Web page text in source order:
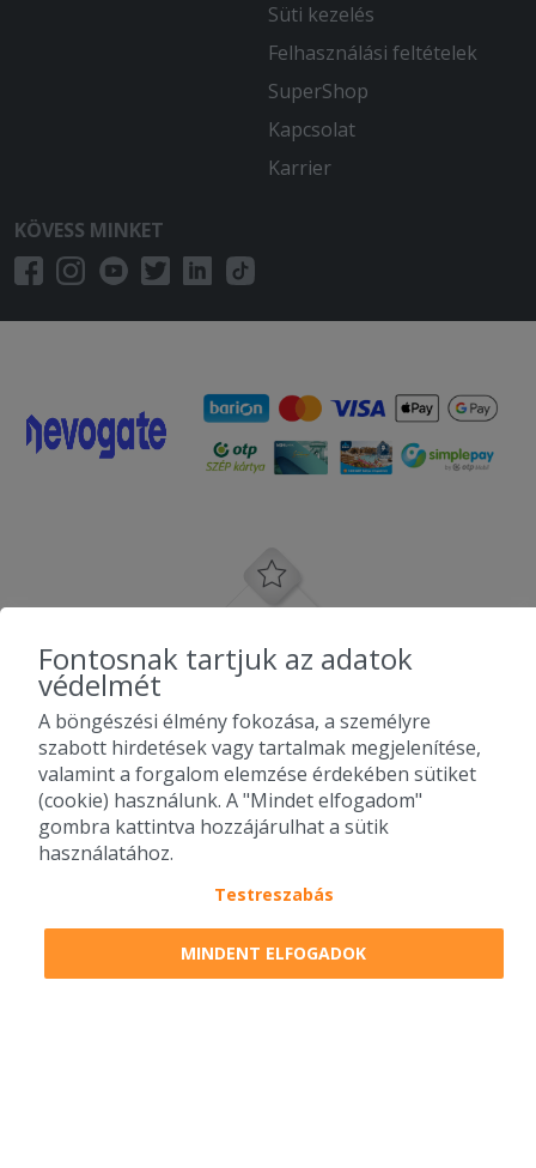
Süti kezelés
Felhasználási feltételek
SuperShop
Kapcsolat
Karrier
KÖVESS MINKET
2010-2026 Copyright - Falatozz.hu - Diston-line Kft.
Fontosnak tartjuk az adatok
védelmét
A böngészési élmény fokozása, a személyre
szabott hirdetések vagy tartalmak megjelenítése,
valamint a forgalom elemzése érdekében sütiket
(cookie) használunk. A "Mindet elfogadom"
gombra kattintva hozzájárulhat a sütik
használatához.
Testreszabás
MINDENT ELFOGADOK